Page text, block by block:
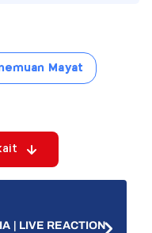
Mayat
| LIVE REACTION